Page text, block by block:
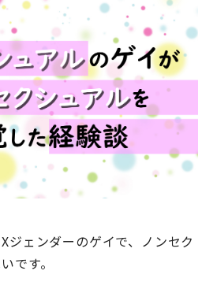
ジェンダーのゲイで、ノンセク
です。